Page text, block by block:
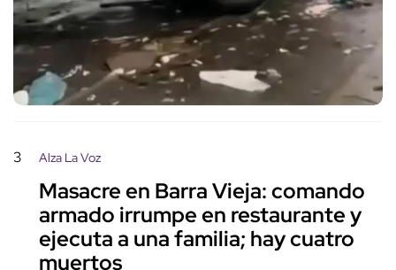
3 Alza La Voz
Masacre en Barra Vieja: comando
armado irrumpe en restaurante y
ejecuta a una familia; hay cuatro
muertos